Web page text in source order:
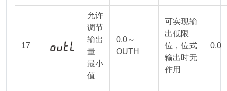
17
允许
调节
输出
量
最小
值
0.0～
OUTH
可实现输
出低限
位，位式
输出时无
作用
0.0